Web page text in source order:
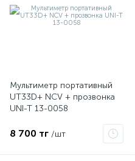
Мультиметр портативный
UT33D+ NCV + прозвонка
UNI-T 13-0058
8 700 тг /шт